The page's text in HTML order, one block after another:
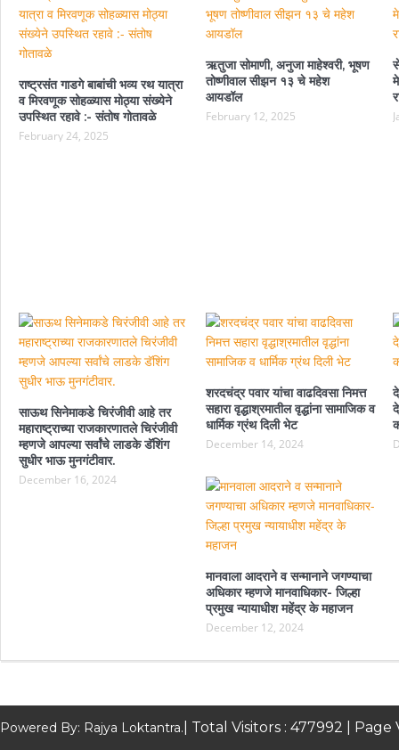
राष्ट्रसंत गाडगे बाबांची भव्य रथ यात्रा
व मिरवणूक सोहळ्यास मोठ्या संख्येने
उपस्थित रहावे :- संतोष गोतावळे
February 24, 2025
ऋतुजा सोमाणी, अनुजा माहेश्वरी, भूषण
तोष्णीवाल सीझन १३ चे महेश
आयडॉल
February 12, 2025
साऊथ सिनेमाकडे चिरंजीवी आहे तर
महाराष्ट्राच्या राजकारणातले चिरंजीवी
म्हणजे आपल्या सर्वांचे लाडके डॅशिंग
सुधीर भाऊ मुनगंटीवार.
December 16, 2024
शरदचंद्र पवार यांचा वाढदिवसा निमत्त
सहारा वृद्धाश्रमातील वृद्धांना सामाजिक व
धार्मिक ग्रंथ दिली भेट
December 14, 2024
मानवाला आदराने व सन्मानाने जगण्याचा
अधिकार म्हणजे मानवाधिकार- जिल्हा
प्रमुख न्यायाधीश महेंद्र के महाजन
December 12, 2024
Powered By: Rajya Loktantra. | Total Visitors : 477992 | Page